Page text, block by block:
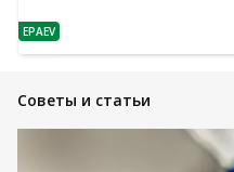
nõuanne
EPAEV
Советы и статьи